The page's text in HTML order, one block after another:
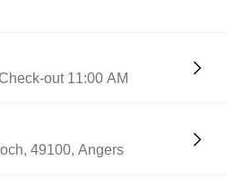
très
out 11:00 AM
49100, Angers